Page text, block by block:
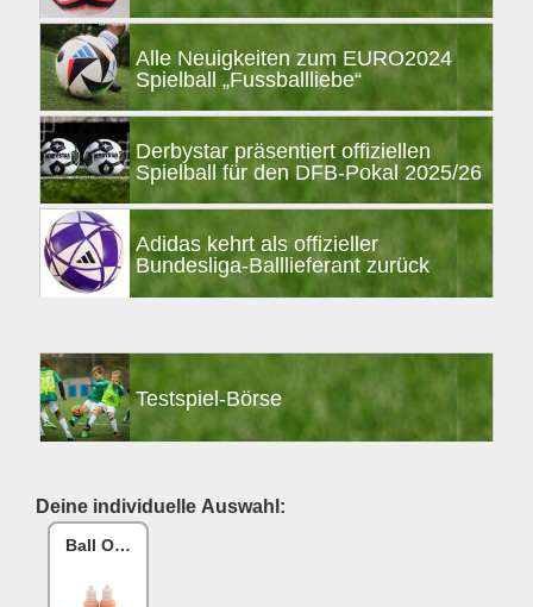
Alle Neuigkeiten zum EURO2024
Spielball „Fussballliebe“
Derbystar präsentiert offiziellen
Spielball für den DFB-Pokal 2025/26
Adidas kehrt als offizieller
Bundesliga-Balllieferant zurück
Testspiel-Börse
Deine individuelle Auswahl:
Ball One Reparaturset